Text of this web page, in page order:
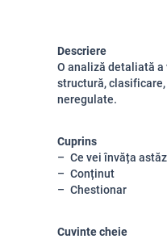
Descriere
O analiză detaliată
structură,
neregulate.
Cuprins
Ce vei învăța
Conținut
Chestionar
Cuvinte cheie